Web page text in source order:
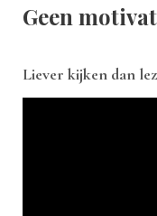
Geen
Liever kijken dan